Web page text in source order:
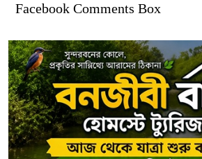
Facebook Comments Box